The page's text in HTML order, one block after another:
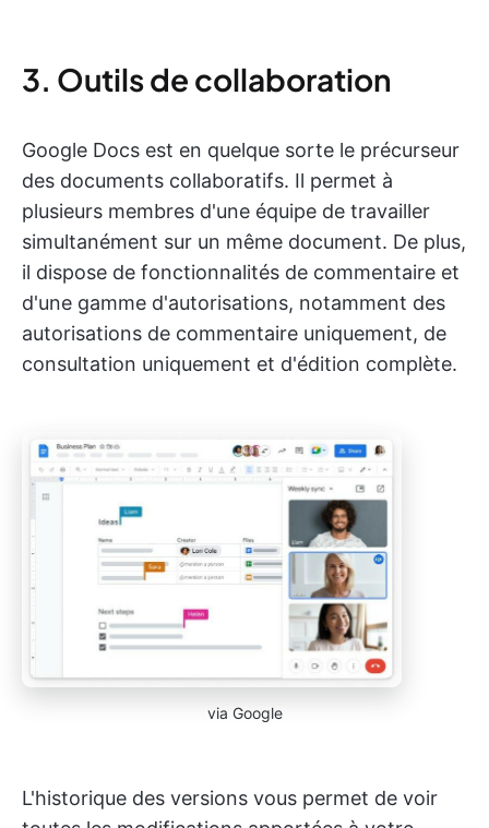
3. Outils de collaboration
Google Docs est en quelque sorte le précurseur
des documents collaboratifs. Il permet à
plusieurs membres d'une équipe de travailler
simultanément sur un même document. De plus,
il dispose de fonctionnalités de commentaire et
d'une gamme d'autorisations, notamment des
autorisations de commentaire uniquement, de
consultation uniquement et d'édition complète.
via Google
L'historique des versions vous permet de voir